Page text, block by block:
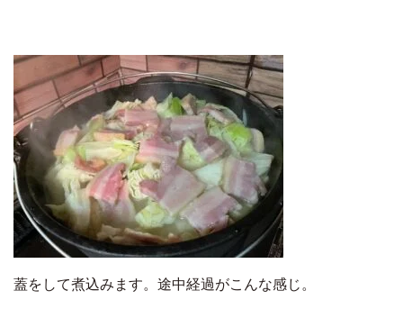
蓋をして煮込みます。途中経過がこんな感じ。